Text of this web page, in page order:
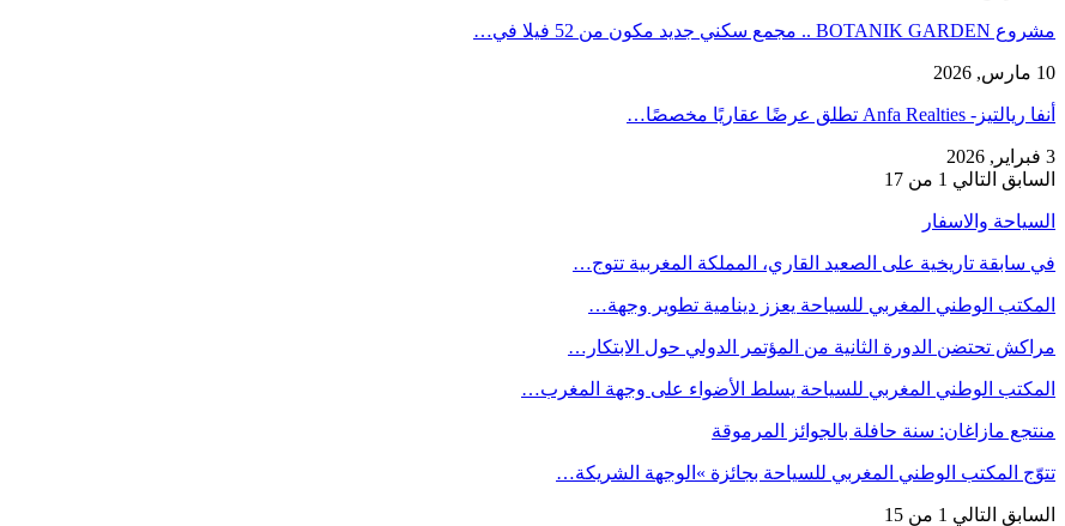
مشروع BOTANIK GARDEN .. مجمع سكني جديد مكون من 52 فيلا في…
10 مارس, 2026
أنفا ريالتيز- Anfa Realties تطلق عرضًا عقاريًا مخصصًا…
3 فبراير, 2026
السابق التالي 1 من 17
السياحة والاسفار
في سابقة تاريخية على الصعيد القاري، المملكة المغربية تتوج…
المكتب الوطني المغربي للسياحة يعزز دينامية تطوير وجهة…
مراكش تحتضن الدورة الثانية من المؤتمر الدولي حول الابتكار…
المكتب الوطني المغربي للسياحة يسلط الأضواء على وجهة المغرب…
منتجع مازاغان: سنة حافلة بالجوائز المرموقة
تتوّج المكتب الوطني المغربي للسياحة بجائزة »الوجهة الشريكة…
السابق التالي 1 من 15